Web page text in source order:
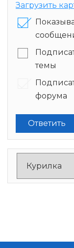
Загрузить
темы
форума
Ответить